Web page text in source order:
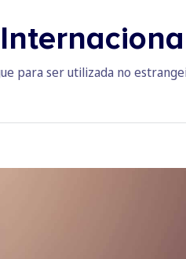
para ser utilizada no